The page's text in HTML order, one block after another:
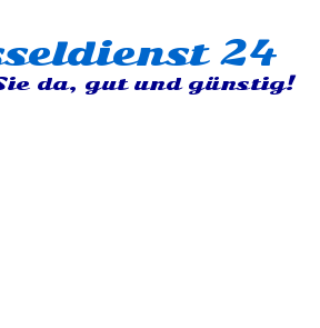
24
da, gut und günstig!